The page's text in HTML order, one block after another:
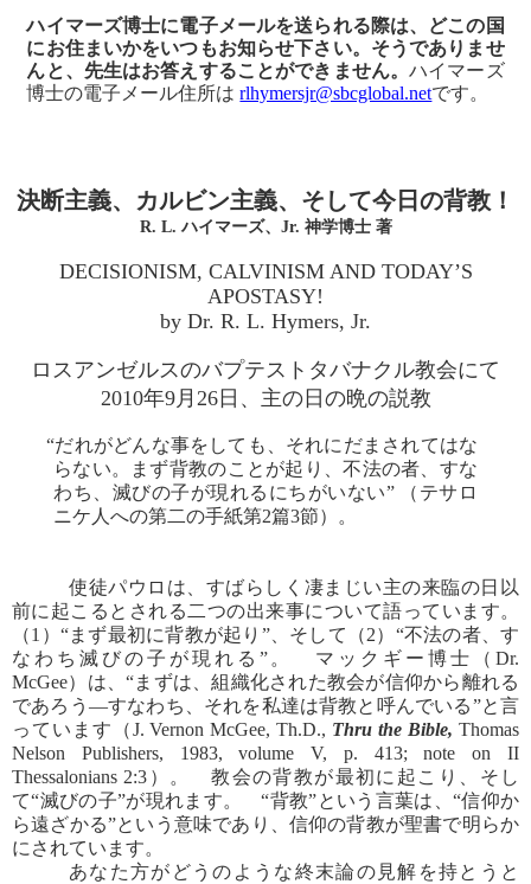
ハイマーズ博士に電子メールを送られる際は、どこの国
にお住まいかをいつもお知らせ下さい。そうでありませ
んと、先生はお答えすることができません。ハイマーズ
博士の電子メール住所はrlhymersjr@sbcglobal.netです。
決断主義、カルビン主義、そして今日の背教！
R. L. ハイマーズ、Jr. 神学博士 著
DECISIONISM, CALVINISM AND TODAY’S
APOSTASY!
by Dr. R. L. Hymers, Jr.
ロスアンゼルスのバプテストタバナクル教会にて
2010年9月26日、主の日の晩の説教
“だれがどんな事をしても、それにだまされてはな
らない。まず背教のことが起り、不法の者、すな
わち、滅びの子が現れるにちがいない” （テサロ
ニケ人への第二の手紙第2篇3節）。
使徒パウロは、すばらしく凄まじい主の来臨の日以
前に起こるとされる二つの出来事について語っています。
（1）“まず最初に背教が起り”、そして（2）“不法の者、す
なわち滅びの子が現れる”。 マックギー博士（Dr.
McGee）は、“まずは、組織化された教会が信仰から離れる
であろう―すなわち、それを私達は背教と呼んでいる”と言
っています（J. Vernon McGee, Th.D., Thru the Bible, Thomas
Nelson Publishers, 1983, volume V, p. 413; note on II
Thessalonians 2:3）。 教会の背教が最初に起こり、そし
て“滅びの子”が現れます。 “背教”という言葉は、“信仰か
ら遠ざかる”という意味であり、信仰の背教が聖書で明らか
にされています。
あなた方がどうのような終末論の見解を持とうと